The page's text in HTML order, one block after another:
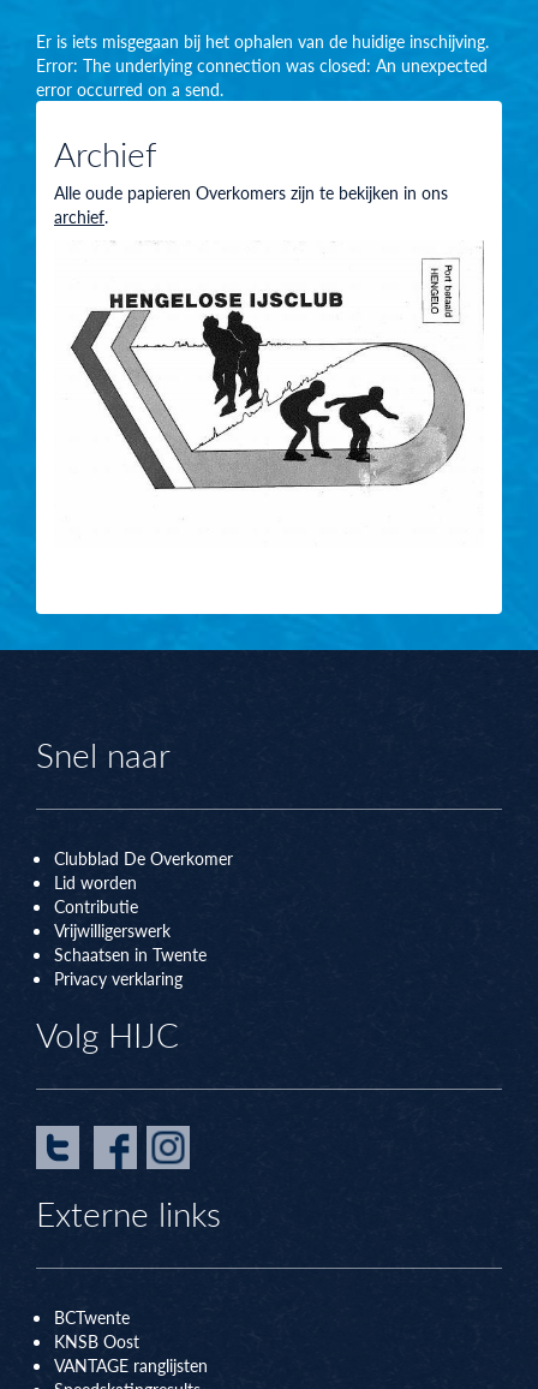
Er is iets misgegaan bij het ophalen van de huidige inschijving.
Error: The underlying connection was closed: An unexpected
error occurred on a send.
Archief
Alle oude papieren Overkomers zijn te bekijken in ons
archief.
Snel naar
Clubblad De Overkomer
Lid worden
Contributie
Vrijwilligerswerk
Schaatsen in Twente
Privacy verklaring
Volg HIJC
Externe links
BCTwente
KNSB Oost
VANTAGE ranglijsten